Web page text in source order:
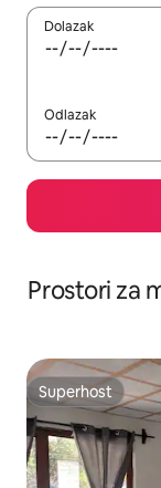
Dolazak
Odlazak
Prostori za
Superhost
Superhost